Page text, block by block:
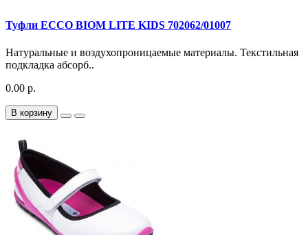
Туфли ECCO BIOM LITE KIDS 702062/01007
Натуральные и воздухопроницаемые материалы. Текстильная
подкладка абсорб..
0.00 р.
В корзину